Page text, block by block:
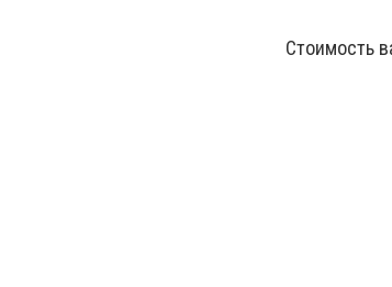
Стоимость